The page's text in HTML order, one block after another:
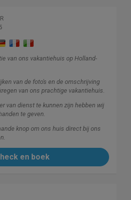
van ons vakantiehuis op Holland-
van de foto's en de omschrijving
van ons prachtige vakantiehuis.
van dienst te kunnen zijn hebben wij
te geven.
knop om ons huis direct bij ons
en boek